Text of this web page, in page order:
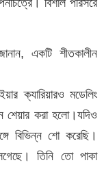
একটি শীতকালীন
ক্যারিয়ারও মডেলিং
শেয়ার করা হলো।যদিও
বিভিন্ন শো করেছি।
তিনি তো পাকা